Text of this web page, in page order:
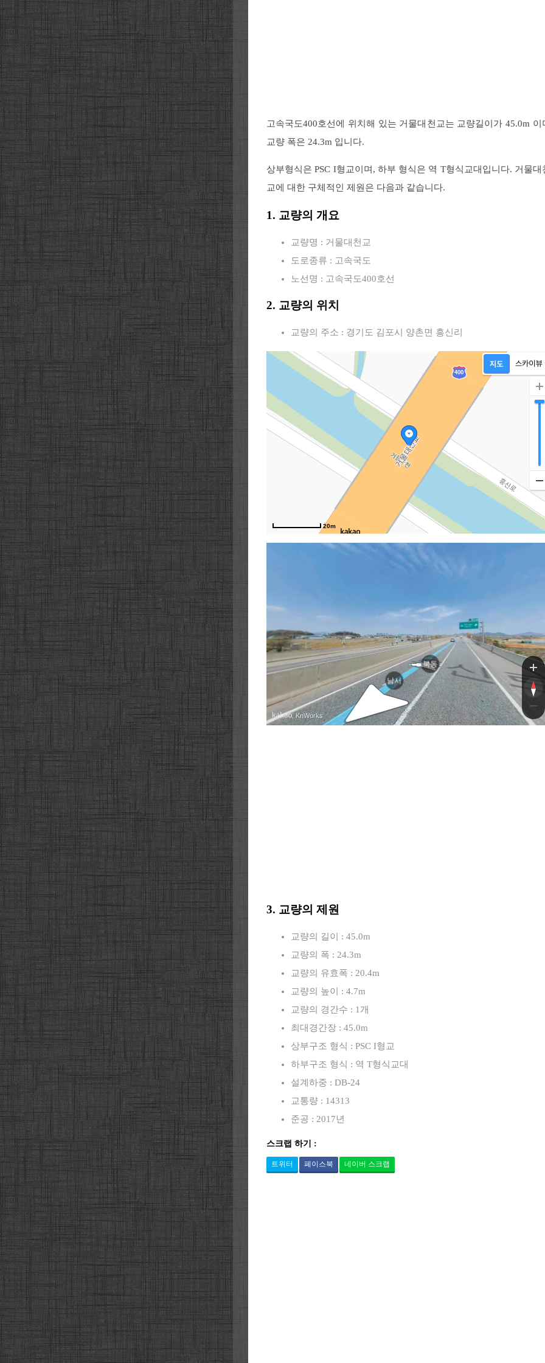
고속국도400호선에 위치해 있는 거물대천교는 교량길이가 45.0m 이
교량 폭은 24.3m 입니다.
상부형식은 PSC I형교이며, 하부 형식은 역 T형식교대입니다. 거물대
교에 대한 구체적인 제원은 다음과 같습니다.
1. 교량의 개요
교량명 : 거물대천교
도로종류 : 고속국도
노선명 : 고속국도400호선
2. 교량의 위치
교량의 주소 : 경기도 김포시 양촌면 흥신리
20m
흥
남서
북동
, KnWorks
3. 교량의 제원
교량의 길이 : 45.0m
교량의 폭 : 24.3m
교량의 유효폭 : 20.4m
교량의 높이 : 4.7m
교량의 경간수 : 1개
최대경간장 : 45.0m
상부구조 형식 : PSC I형교
하부구조 형식 : 역 T형식교대
설계하중 : DB-24
교통량 : 14313
준공 : 2017년
스크랩 하기 :
트위터 페이스북 네이버 스크랩